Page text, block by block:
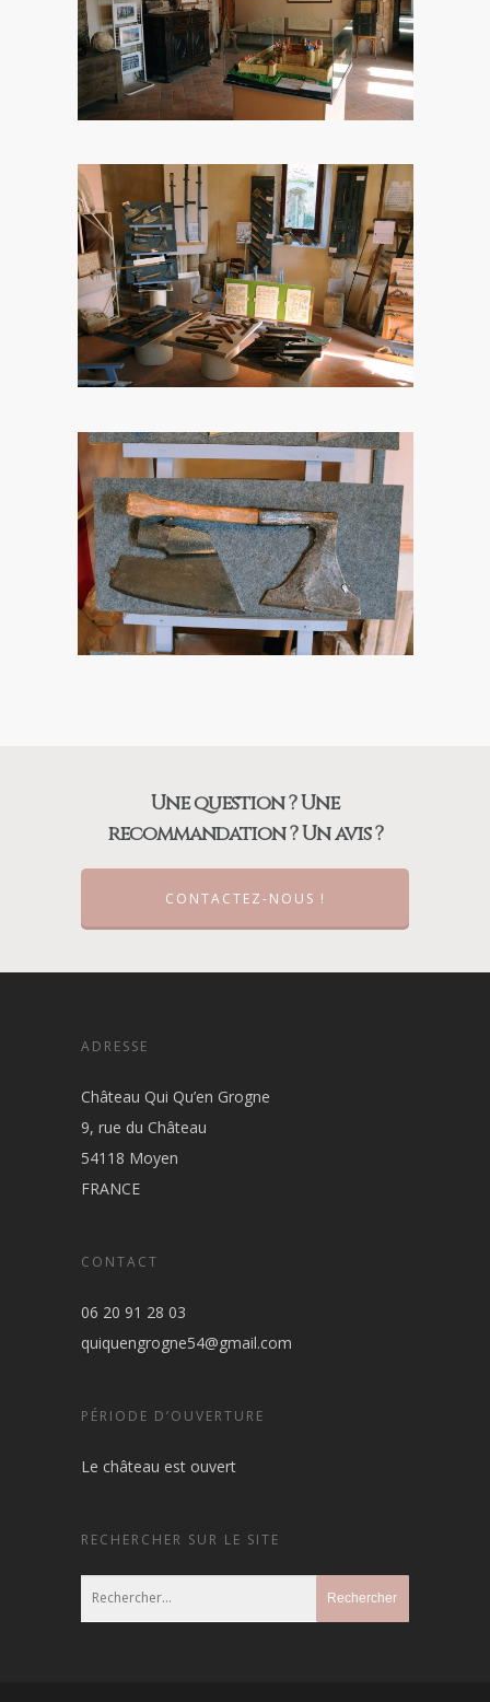
Une question ? Une
recommandation ? Un avis ?
CONTACTEZ-NOUS !
ADRESSE
Château Qui Qu’en Grogne
9, rue du Château
54118 Moyen
FRANCE
CONTACT
06 20 91 28 03
quiquengrogne54@gmail.com
PÉRIODE D’OUVERTURE
Le château est ouvert
RECHERCHER SUR LE SITE